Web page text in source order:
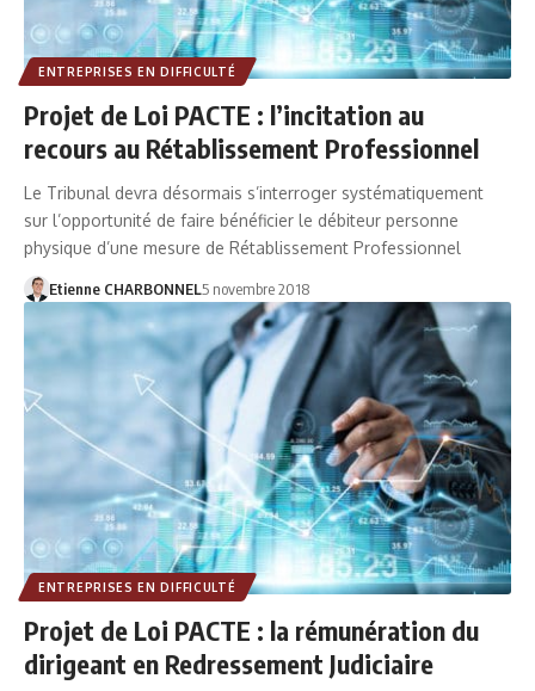
ENTREPRISES EN DIFFICULTÉ
Projet de Loi PACTE : l’incitation au
recours au Rétablissement Professionnel
Le Tribunal devra désormais s’interroger systématiquement
sur l’opportunité de faire bénéficier le débiteur personne
physique d’une mesure de Rétablissement Professionnel
Etienne CHARBONNEL5 novembre 2018
ENTREPRISES EN DIFFICULTÉ
Projet de Loi PACTE : la rémunération du
dirigeant en Redressement Judiciaire